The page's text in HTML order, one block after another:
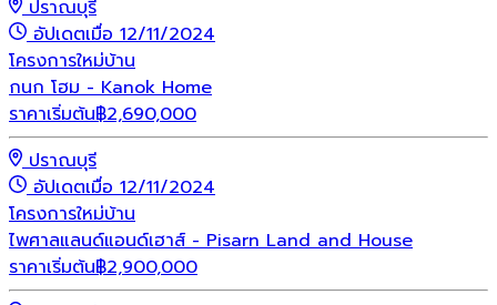
ปราณบุรี
อัปเดตเมื่อ 12/11/2024
โครงการใหม่บ้าน
กนก โฮม - Kanok Home
ราคาเริ่มต้น฿2,690,000
ปราณบุรี
อัปเดตเมื่อ 12/11/2024
โครงการใหม่บ้าน
ไพศาลแลนด์แอนด์เฮาส์ - Pisarn Land and House
ราคาเริ่มต้น฿2,900,000